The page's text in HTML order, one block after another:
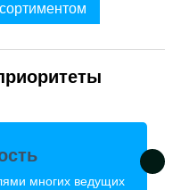
многих ведущих